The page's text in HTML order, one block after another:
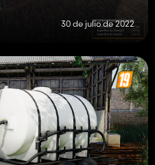
30 de julio de 2022